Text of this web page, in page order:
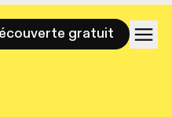
gratuit